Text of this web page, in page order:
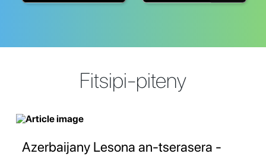
Fitsipi-piteny
Azerbaijany Lesona an-tserasera -